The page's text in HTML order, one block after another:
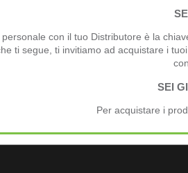
con il tuo Distributore è la
ti segue, ti invitiamo ad acquistare i
SEI
Per acquistare i